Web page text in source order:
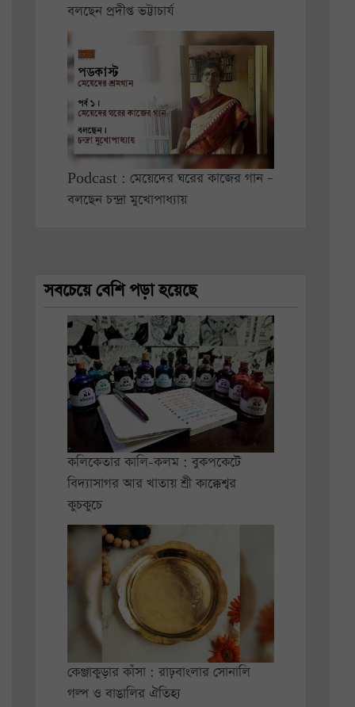
বলছেন প্রদীপ্ত ভট্টাচার্য
Podcast : মেয়েদের ঘরের কাজের গান –
বলছেন চন্দ্রা মুখোপাধ্যায়
সবচেয়ে বেশি পড়া হয়েছে
কলিকেতার কালি-কলম : বুকপকেটে
বিদ্যাসাগর আর খাতায় শ্রী কাক্কেশ্বর
কুচকুচে
কেঞ্জাকুড়ার কাঁসা : রাঢ়বাংলার সোনালি
গল্প ও বাঙালির ঐতিহ্য